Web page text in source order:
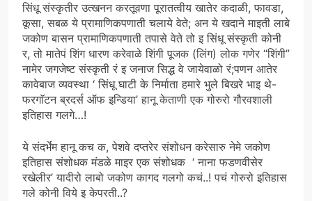
सिंधू संस्कृतीर उत्खनन करतूवणा पूरातत्वीय खातेर कदाळी, फावडा,
कूसा, सबळ ये प्रामाणिकपणाती चलाये वेते; अन ये खदाने माइती लाबे
जकोण बासन प्रामाणिकपणाती तपासे वेते तो इ सिंधू संस्कृती कोनी
र, तो मातेपं शिंग धारण करेवाळे शिंगी पूजक (लिंग) लोक गणेर “शिंगी”
नामेर जगजेष्ट संस्कृती रं इ जनाज सिद्ध वे जायेवाळो रं;पणन आतेर
कावेबाज व्यवस्था ‘ सिंधू घाटी के निर्माता हमारे भुले बिखरे भाइ थे-
फरगाॅटन ब्रदर्स ऑफ इन्डिया’ हानू केताणी एक गोरुरो गौरवशाली
इतिहास गलगे…!
ये संदर्भेम हानू कच क, पेशवे दप्तरेर संशोधन करेसारु नेमे जकोण
इतिहास संशोधक मंडळे माइर एक संशोधक ‘ नाना फडणवीसेर
रखेलीर’ यादीरो लाबो जकोण कागद गलगो कचं..! पचं गोरुरो इतिहास
गले कोनी विये इ केपरती..?